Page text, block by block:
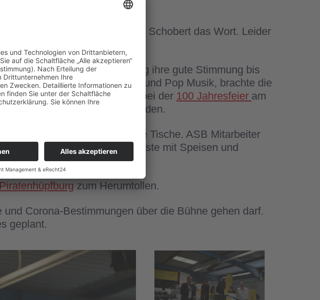
der Bürgermeister Wittisch Schobert das Wort. Leider
, die den ganzen Nachmittag ihre gute Stimmung bis
Volk und Schlager, Rock und Pop Musik, brachte die
Tänzchenteesollte schon bei der 100 Jahresfeier am
Auftritt leider verschoben werden.
ASB Bier auf die Tische. ASB Mitarbeiter
und sorgten dafür das die Gäste mit Speisen und
zum Herumtollen.
Corona-Bestimmungen über die Bühne gehen darf.
geplant.